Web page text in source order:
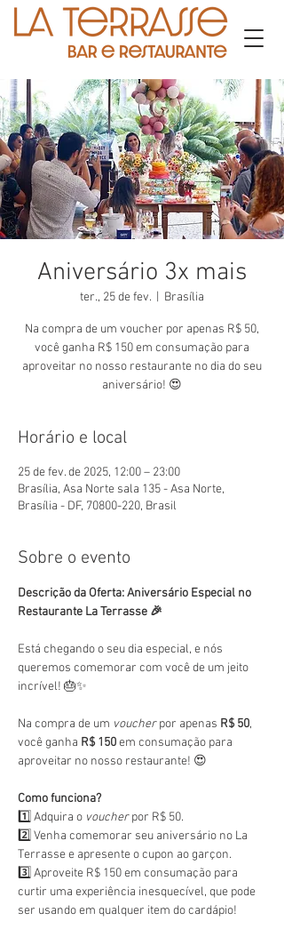
Aniversário 3x mais
ter., 25 de fev. Brasília
Na compra de um voucher por apenas R$ 50,
você ganha R$ 150 em consumação para
aproveitar no nosso restaurante no dia do seu
aniversário! 😍
Horário e local
25 de fev. de 2025, 12:00 – 23:00
Brasília, Asa Norte sala 135 - Asa Norte,
Brasília - DF, 70800-220, Brasil
Sobre o evento
Descrição da Oferta: Aniversário Especial no
Restaurante La Terrasse 🎉
Está chegando o seu dia especial, e nós
queremos comemorar com você de um jeito
incrível! 🎂✨
Na compra de um voucher por apenas R$ 50,
você ganha R$ 150 em consumação para
aproveitar no nosso restaurante! 😍
Como funciona?
1️⃣ Adquira o voucher por R$ 50.
2️⃣ Venha comemorar seu aniversário no La
Terrasse e apresente o cupon ao garçon.
3️⃣ Aproveite R$ 150 em consumação para
curtir uma experiência inesquecível, que pode
ser usando em qualquer item do cardápio!